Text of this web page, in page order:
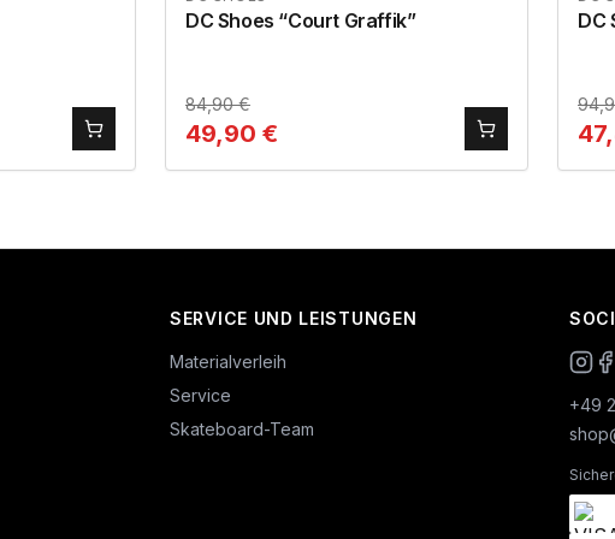
DC Shoes “Court Graffik”
84,90€
49,90 €
DC
SERVICE UND LEISTUNGEN
Materialverleih
Service
Skateboard-Team
+49